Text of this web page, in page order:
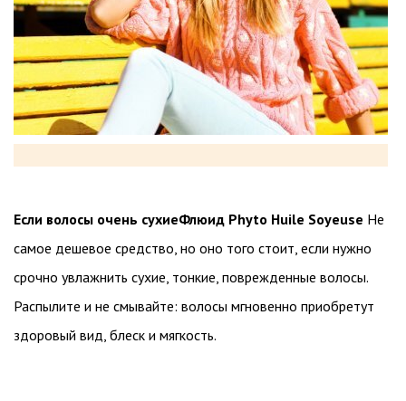
Если волосы очень сухиеФлюид Phyto Huile Soyeuse Не
самое дешевое средство, но оно того стоит, если нужно
срочно увлажнить сухие, тонкие, поврежденные волосы.
Распылите и не смывайте: волосы мгновенно приобретут
здоровый вид, блеск и мягкость.